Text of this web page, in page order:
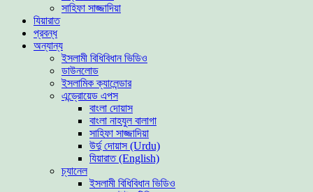
সাহিফা সাজ্জাদিয়া
যিয়ারাত
প্রবন্ধ
অন্যান্য
ইসলামী বিধিবিধান ভিডিও
ডাউনলোড
ইসলামিক ক্যালেন্ডার
এন্ড্রোয়েড এপস
বাংলা দোয়াস
বাংলা নাহযুল বালাগা
সাহিফা সাজ্জাদিয়া
উর্দু দোয়াস (Urdu)
যিয়ারাত (English)
চ্যানেল
ইসলামী বিধিবিধান ভিডিও